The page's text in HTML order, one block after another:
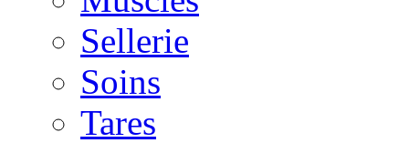
Sellerie
Soins
Tares